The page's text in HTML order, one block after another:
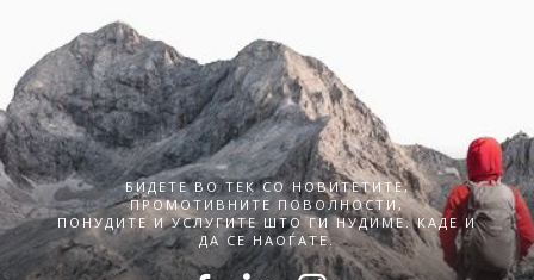
БИДЕТЕ ВО ТЕК СО НОВИТЕТИТЕ,
ПРОМОТИВНИТЕ ПОВОЛНОСТИ,
ПОНУДИТЕ И УСЛУГИТЕ ШТО ГИ НУДИМЕ. КАДЕ И
ДА СЕ НАОЃАТЕ.